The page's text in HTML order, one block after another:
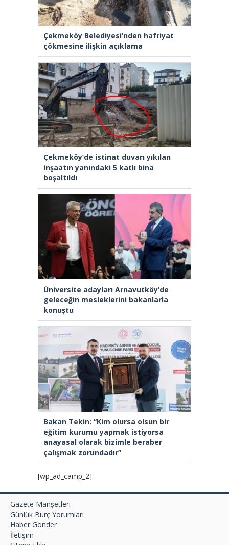
Çekmeköy Belediyesi’nden hafriyat
çökmesine ilişkin açıklama
Çekmeköy’de istinat duvarı yıkılan
inşaatın yanındaki 5 katlı bina
boşaltıldı
Üniversite adayları Arnavutköy’de
geleceğin mesleklerini bakanlarla
konuştu
Bakan Tekin: “Kim olursa olsun bir
eğitim kurumu yapmak istiyorsa
anayasal olarak bizimle beraber
çalışmak zorundadır”
[wp_ad_camp_2]
Gazete Manşetleri
Günlük Burç Yorumları
Haber Gönder
İletişim
Sitene Ekle